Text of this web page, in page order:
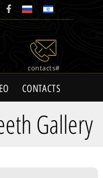
#contacts
CONTACTS
Gallery